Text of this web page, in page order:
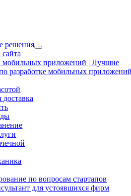
решения
сайта
мобильных приложений | Лучшие
разработке мобильных
доставка
по вопросам стартапов
для устоявшихся фирм